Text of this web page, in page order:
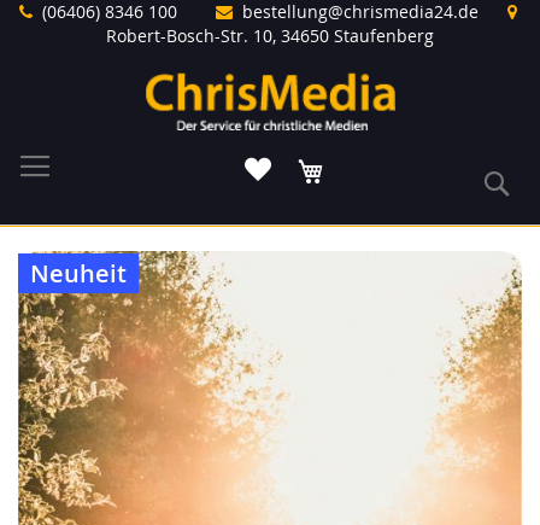
Direkt(06406) 8346 100
bestellung@chrismedia24.de
Robert-Bosch-Str. 10, 34650 Staufenberg
Neuheit
Zum
Ende
der
Bildergalerie
springen